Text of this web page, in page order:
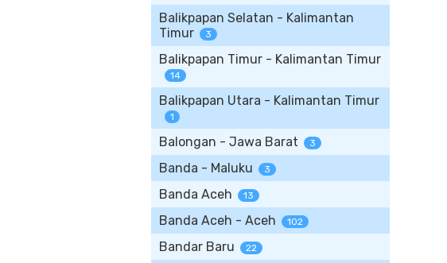
Balikpapan Selatan - Kalimantan
Timur
3
Balikpapan Timur - Kalimantan Timur
14
Balikpapan Utara - Kalimantan Timur
1
Balongan - Jawa Barat 3
Banda - Maluku 3
Banda Aceh 13
Banda Aceh - Aceh 102
Bandar Baru 22